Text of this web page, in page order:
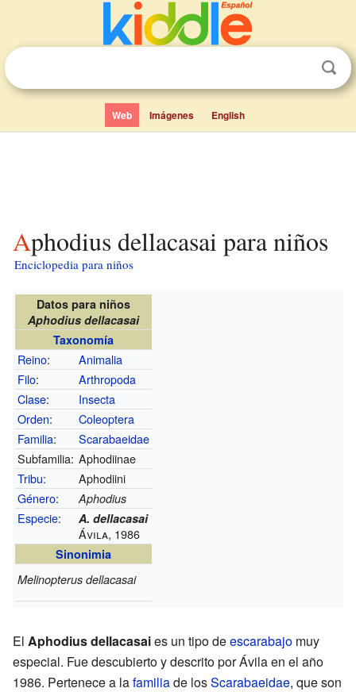
Web Imágenes English
Aphodius dellacasai para niños
Enciclopedia para niños
Datos para niños
Aphodius dellacasai
Taxonomía
Reino:
Animalia
Filo:
Arthropoda
Clase:
Insecta
Orden:
Coleoptera
Familia:
Scarabaeidae
Subfamilia: Aphodiinae
Tribu:
Aphodiini
Género: Aphodius
Especie: A. dellacasai
Ávila, 1986
Sinonimia
Melinopterus dellacasai
El Aphodius dellacasaies un tipo deescarabajo muy
especial. Fue descubierto y descrito por Ávila en el año
1986. Pertenece a lafamiliade losScarabaeidae, que son